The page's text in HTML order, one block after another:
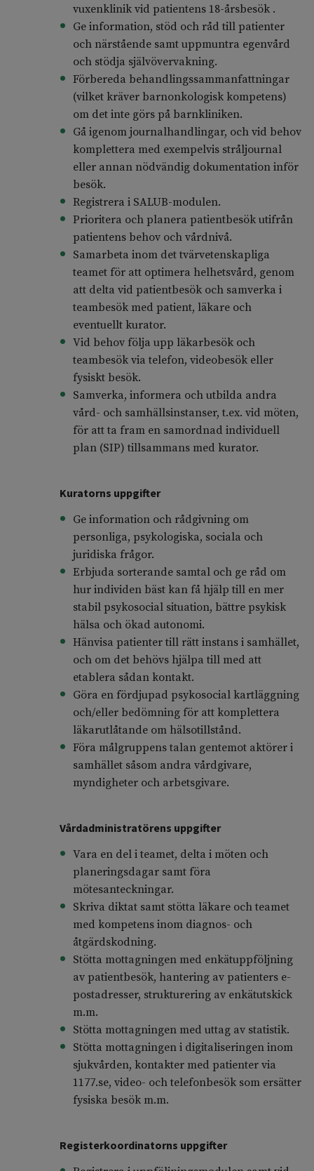
vuxenklinik vid patientens 18-årsbesök .
Ge information, stöd och råd till patienter
och närstående samt uppmuntra egenvård
och stödja självövervakning.
Förbereda behandlingssammanfattningar
(vilket kräver barnonkologisk kompetens)
om det inte görs på barnkliniken.
Gå igenom journalhandlingar, och vid behov
komplettera med exempelvis stråljournal
eller annan nödvändig dokumentation inför
besök.
Registrera i SALUB-modulen.
Prioritera och planera patientbesök utifrån
patientens behov och vårdnivå.
Samarbeta inom det tvärvetenskapliga
teamet för att optimera helhetsvård, genom
att delta vid patientbesök och samverka i
teambesök med patient, läkare och
eventuellt kurator.
Vid behov följa upp läkarbesök och
teambesök via telefon, videobesök eller
fysiskt besök.
Samverka, informera och utbilda andra
vård- och samhällsinstanser, t.ex. vid möten,
för att ta fram en samordnad individuell
plan (SIP) tillsammans med kurator.
Kuratorns uppgifter
Ge information och rådgivning om
personliga, psykologiska, sociala och
juridiska frågor.
Erbjuda sorterande samtal och ge råd om
hur individen bäst kan få hjälp till en mer
stabil psykosocial situation, bättre psykisk
hälsa och ökad autonomi.
Hänvisa patienter till rätt instans i samhället,
och om det behövs hjälpa till med att
etablera sådan kontakt.
Göra en fördjupad psykosocial kartläggning
och/eller bedömning för att komplettera
läkarutlåtande om hälsotillstånd.
Föra målgruppens talan gentemot aktörer i
samhället såsom andra vårdgivare,
myndigheter och arbetsgivare.
Vårdadministratörens uppgifter
Vara en del i teamet, delta i möten och
planeringsdagar samt föra
mötesanteckningar.
Skriva diktat samt stötta läkare och teamet
med kompetens inom diagnos- och
åtgärdskodning.
Stötta mottagningen med enkätuppföljning
av patientbesök, hantering av patienters e-
postadresser, strukturering av enkätutskick
m.m.
Stötta mottagningen med uttag av statistik.
Stötta mottagningen i digitaliseringen inom
sjukvården, kontakter med patienter via
1177.se, video- och telefonbesök som ersätter
fysiska besök m.m.
Registerkoordinatorns uppgifter